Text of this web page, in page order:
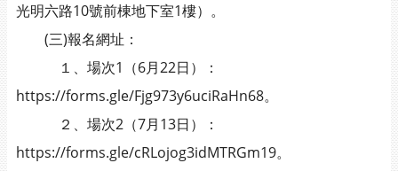
光明六路10號前棟地下室1樓）。
(三)報名網址：
１、場次1（6月22日）：
https://forms.gle/Fjg973y6uciRaHn68。
２、場次2（7月13日）：
https://forms.gle/cRLojog3idMTRGm19。